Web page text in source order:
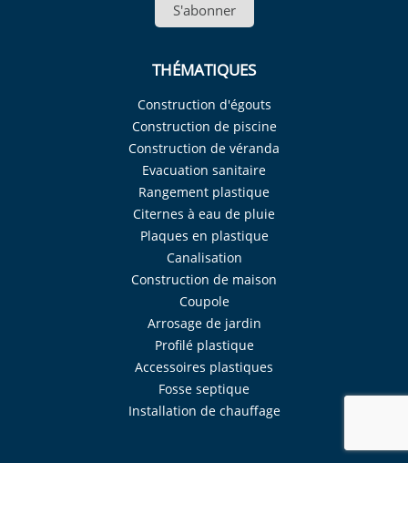
S'abonner
THÉMATIQUES
Construction d'égouts
Construction de piscine
Construction de véranda
Evacuation sanitaire
Rangement plastique
Citernes à eau de pluie
Plaques en plastique
Canalisation
Construction de maison
Coupole
Arrosage de jardin
Profilé plastique
Accessoires plastiques
Fosse septique
Installation de chauffage